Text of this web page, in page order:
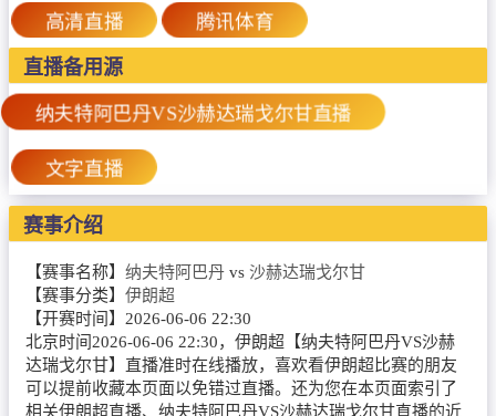
欧冠杯
中超
篮球直播
CBA
录像
足球录像
篮球录像
新闻
足球新闻
高清直播 腾讯体育
直播备用源
纳夫特阿巴丹VS沙赫达瑞戈尔甘直播
文字直播
赛事介绍
【赛事名称】 纳夫特阿巴丹 vs 沙赫达瑞戈尔甘
【赛事分类】 伊朗超
【开赛时间】 2026-06-06 22:30
北京时间2026-06-06 22:30，伊朗超【纳夫特阿巴丹VS沙赫
达瑞戈尔甘】直播准时在线播放，喜欢看伊朗超比赛的朋友
可以提前收藏本页面以免错过直播。还为您在本页面索引了
相关伊朗超直播、纳夫特阿巴丹VS沙赫达瑞戈尔甘直播的近